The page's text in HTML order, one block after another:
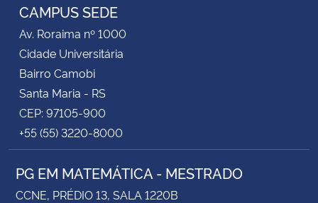
CAMPUS SEDE
Av. Roraima nº 1000
Cidade Universitária
Bairro Camobi
Santa Maria - RS
CEP: 97105-900
+55 (55) 3220-8000
PG EM MATEMÁTICA - MESTRADO
CCNE, PRÉDIO 13, SALA 1220B